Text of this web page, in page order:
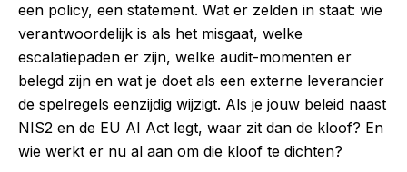
een policy, een statement. Wat er zelden in staat: wie
verantwoordelijk is als het misgaat, welke
escalatiepaden er zijn, welke audit-momenten er
belegd zijn en wat je doet als een externe leverancier
de spelregels eenzijdig wijzigt. Als je jouw beleid naast
NIS2 en de EU AI Act legt, waar zit dan de kloof? En
wie werkt er nu al aan om die kloof te dichten?